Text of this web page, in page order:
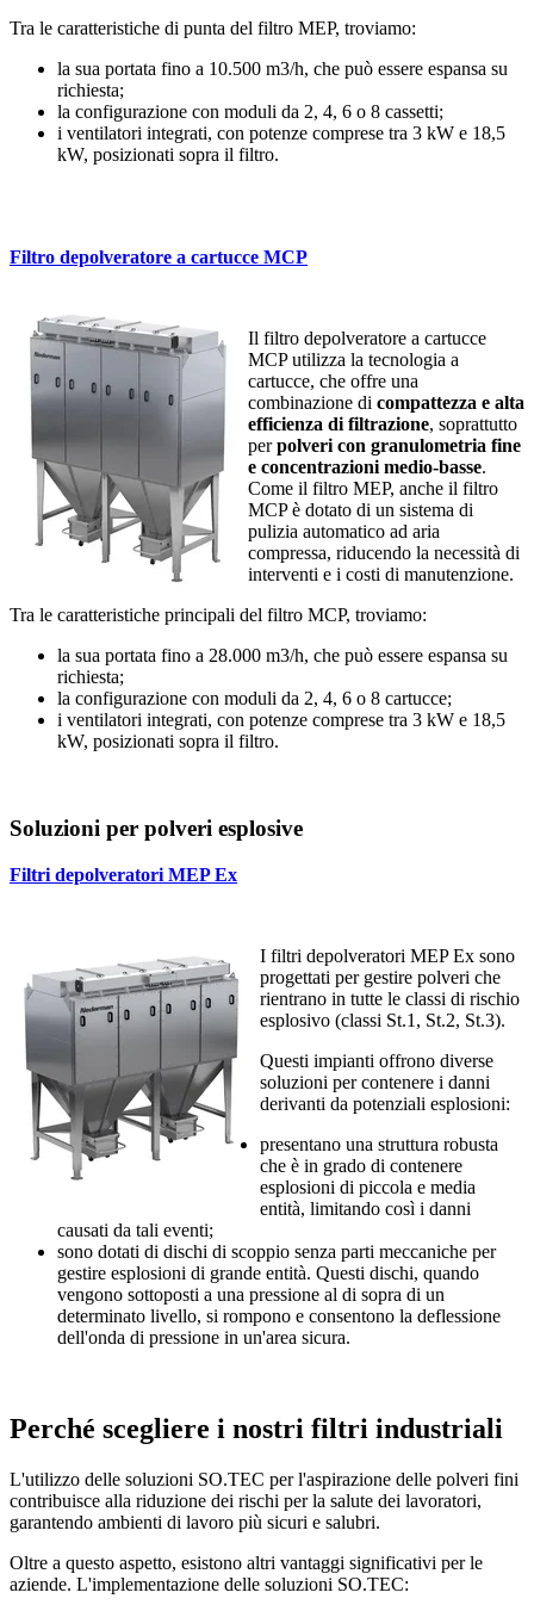
Tra le caratteristiche di punta del filtro MEP, troviamo:
la sua portata fino a 10.500 m3/h, che può essere espansa su
richiesta;
la configurazione con moduli da 2, 4, 6 o 8 cassetti;
i ventilatori integrati, con potenze comprese tra 3 kW e 18,5
kW, posizionati sopra il filtro.
Filtro depolveratore a cartucce MCP
Il filtro depolveratore a cartucce
MCP utilizza la tecnologia a
cartucce, che offre una
combinazione di compattezza e alta
efficienza di filtrazione, soprattutto
perpolveri con granulometria fine
e concentrazioni medio-basse.
Come il filtro MEP, anche il filtro
MCP è dotato di un sistema di
pulizia automatico ad aria
compressa, riducendo la necessità di
interventi e i costi di manutenzione.
Tra le caratteristiche principali del filtro MCP, troviamo:
la sua portata fino a 28.000 m3/h, che può essere espansa su
richiesta;
la configurazione con moduli da 2, 4, 6 o 8 cartucce;
i ventilatori integrati, con potenze comprese tra 3 kW e 18,5
kW, posizionati sopra il filtro.
Soluzioni per polveri esplosive
Filtri depolveratori MEP Ex
I filtri depolveratori MEP Ex sono
progettati per gestire polveri che
rientrano in tutte le classi di rischio
esplosivo (classi St.1, St.2, St.3).
Questi impianti offrono diverse
soluzioni per contenere i danni
derivanti da potenziali esplosioni:
presentano una struttura robusta
che è in grado di contenere
esplosioni di piccola e media
entità, limitando così i danni
causati da tali eventi;
sono dotati di dischi di scoppio senza parti meccaniche per
gestire esplosioni di grande entità. Questi dischi, quando
vengono sottoposti a una pressione al di sopra di un
determinato livello, si rompono e consentono la deflessione
dell'onda di pressione in un'area sicura.
Perché scegliere i nostri filtri industriali
L'utilizzo delle soluzioni SO.TEC per l'aspirazione delle polveri fini
contribuisce alla riduzione dei rischi per la salute dei lavoratori,
garantendo ambienti di lavoro più sicuri e salubri.
Oltre a questo aspetto, esistono altri vantaggi significativi per le
aziende. L'implementazione delle soluzioni SO.TEC: